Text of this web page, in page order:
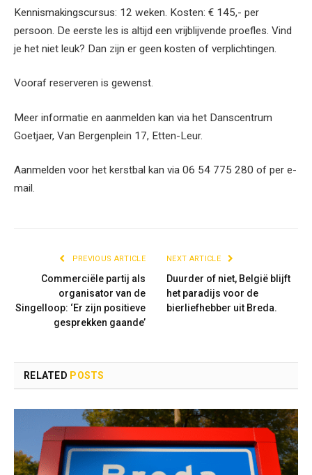
Kennismakingscursus: 12 weken. Kosten: € 145,- per
persoon. De eerste les is altijd een vrijblijvende proefles. Vind
je het niet leuk? Dan zijn er geen kosten of verplichtingen.
Vooraf reserveren is gewenst.
Meer informatie en aanmelden kan via het Danscentrum
Goetjaer, Van Bergenplein 17, Etten-Leur.
Aanmelden voor het kerstbal kan via 06 54 775 280 of per e-
mail.
PREVIOUS ARTICLE
Commerciële partij als
organisator van de
Singelloop: ‘Er zijn positieve
gesprekken gaande’
NEXT ARTICLE
Duurder of niet, België blijft
het paradijs voor de
bierliefhebber uit Breda.
RELATED POSTS